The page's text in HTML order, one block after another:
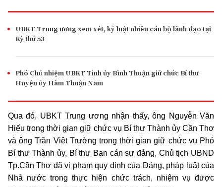
UBKT Trung ương xem xét, kỷ luật nhiều cán bộ lãnh đạo tại
Kỳ thứ 53
Phó Chủ nhiệm UBKT Tỉnh ủy Bình Thuận giữ chức Bí thư
Huyện ủy Hàm Thuận Nam
Qua đó, UBKT Trung ương nhận thấy, ông Nguyễn Văn
Hiếu trong thời gian giữ chức vụ Bí thư Thành ủy Cần Thơ
và ông Trần Việt Trường trong thời gian giữ chức vụ Phó
Bí thư Thành ủy, Bí thư Ban cán sự đảng, Chủ tịch UBND
Tp.Cần Thơ đã vi phạm quy định của Đảng, pháp luật của
Nhà nước trong thực hiện chức trách, nhiệm vụ được